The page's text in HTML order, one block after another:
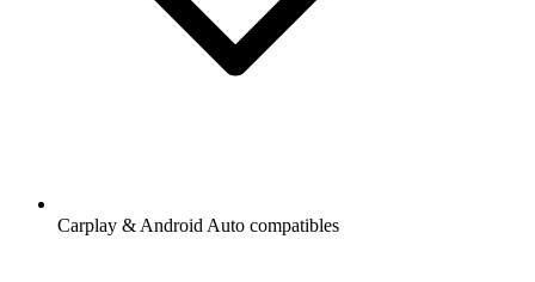
Carplay & Android Auto compatibles